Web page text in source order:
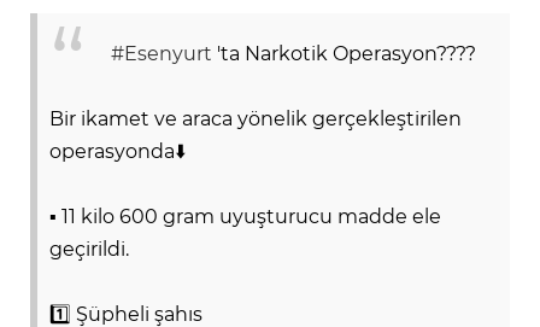
#Esenyurt 'ta Narkotik Operasyon????
Bir ikamet ve araca yönelik gerçekleştirilen
operasyonda⬇️
▪️ 11 kilo 600 gram uyuşturucu madde ele
geçirildi.
1️⃣ Şüpheli şahıs